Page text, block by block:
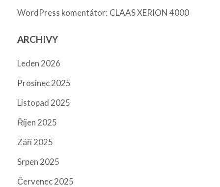
WordPress komentátor: CLAAS XERION 4000
ARCHIVY
Leden 2026
Prosinec 2025
Listopad 2025
Říjen 2025
Září 2025
Srpen 2025
Červenec 2025